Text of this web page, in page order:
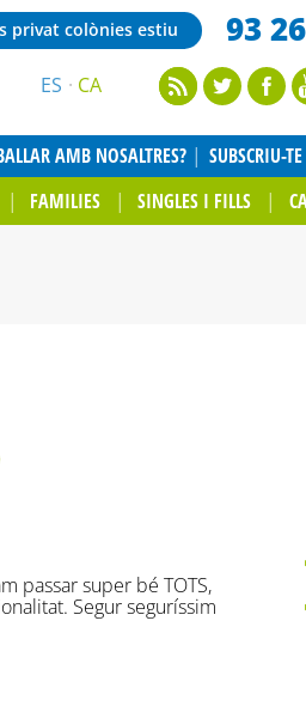
privat colònies estiu 93
ES CA
AMB NOSALTRES?
SUBSCRIU-
FAMILIES SINGLES I FILLS
super bé TOTS,
Segur seguríssim